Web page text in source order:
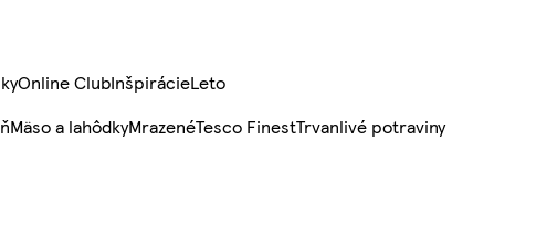
Online ClubInšpirácieLeto
Mäso a lahôdkyMrazenéTesco FinestTrvanlivé potraviny